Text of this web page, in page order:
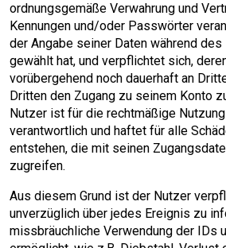
ordnungsgemäße Verwahrung und
Kennungen und/oder Passwörter
der Angabe seiner Daten während des
gewählt hat, und verpflichtet sich,
vorübergehend noch dauerhaft an
Dritten den Zugang zu seinem Konto
Nutzer ist für die rechtmäßige
verantwortlich und haftet für alle
entstehen, die mit seinen
zugreifen.
Aus diesem Grund ist der Nutzer
unverzüglich über jedes Ereignis zu
missbräuchliche Verwendung der IDs